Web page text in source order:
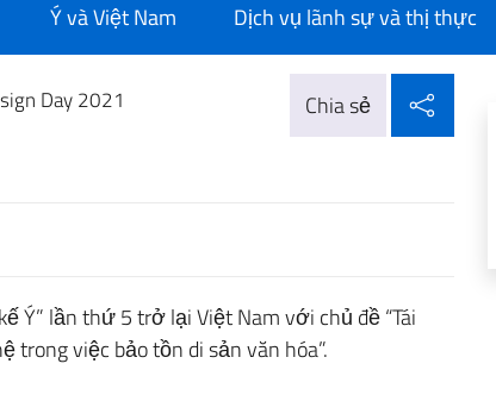
Ý và Việt Nam Dịch vụ lãnh sự và thị thực
Day 2021 Chia sẻ
Ý” lần thứ 5 trở lại Việt Nam với chủ đề “Tái
trong việc bảo tồn di sản văn hóa”.